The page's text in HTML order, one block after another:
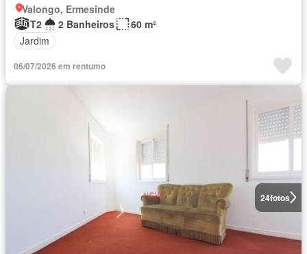
Valongo, Ermesinde
T2
2 Banheiros
60 m²
Jardim
06/07/2026 em rentumo
24fotos